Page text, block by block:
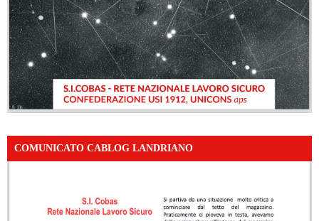
COMUNICATO CABLOG LANDRIANO